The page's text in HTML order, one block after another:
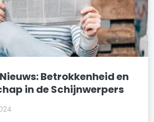
Betrokkenheid en
in de Schijnwerpers